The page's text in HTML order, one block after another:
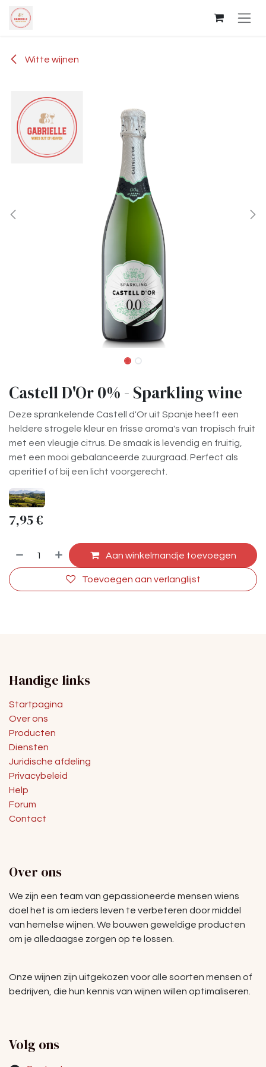
Overslaan naar inhoud
Witte wijnen
Castell D'Or 0% - Sparkling wine
Deze sprankelende Castell d'Or uit Spanje heeft een
heldere strogele kleur en frisse aroma's van tropisch fruit
met een vleugje citrus. De smaak is levendig en fruitig,
met een mooi gebalanceerde zuurgraad. Perfect als
aperitief of bij een licht voorgerecht.
7,95€
Aan winkelmandje toevoegen
Toevoegen aan verlanglijst
Handige links
Startpagina
Over ons
Producten
Diensten
Juridische afdeling
Privacybeleid
Help
Forum
Contact
Over ons
We zijn een team van gepassioneerde mensen wiens
doel het is om ieders leven te verbeteren door middel
van hemelse wijnen. We bouwen geweldige producten
om je alledaagse zorgen op te lossen.
Onze wijnen zijn uitgekozen voor alle soorten mensen of
bedrijven, die hun kennis van wijnen willen optimaliseren.
Volg ons